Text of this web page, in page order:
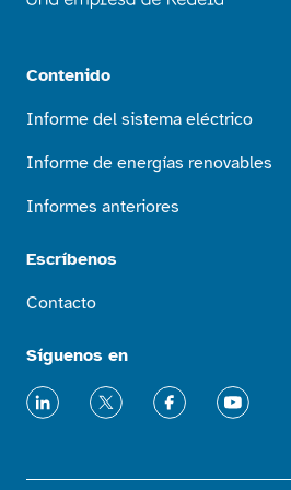
Contenido
Informe del sistema eléctrico
Informe de energías renovables
Informes anteriores
Escríbenos
Contacto
Síguenos en
LinkedInX FacebookYoutube